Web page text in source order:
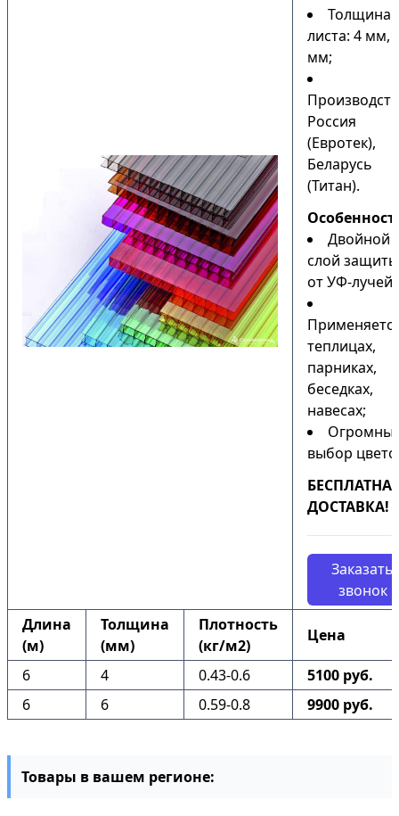
Толщина
листа: 4 мм,
мм;
Россия
(Евротек),
Беларусь
(Титан).
Двойной
слой защиты
от УФ-лучей;
теплицах,
парниках,
беседках,
навесах;
выбор
ДОСТАВКА!
Заказать
звонок
Длина
(м)
Толщина
(мм)
Плотность
(кг/м2)
Цена
6 4 0.43-0.6
5100 руб.
6
6 0.59-0.8 9900 руб.
Товары в вашем регионе: